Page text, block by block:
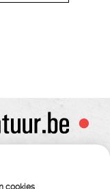
wijziging
een orderbevestiging
overname van
ook , is niet toegestaan
cookies